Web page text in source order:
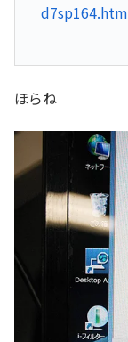
d7sp164.htm
ほらね